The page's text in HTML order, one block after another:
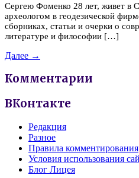
Сергею Фоменко 28 лет, живет в
археологом в геодезической
сборниках, статьи и очерки о
литературе и философии […]
Далее →
Комментарии
ВКонтакте
Редакция
Разное
Правила комментирования
Условия использования
Блог Лицея